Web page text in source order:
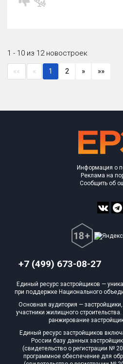
1 - 10 из 12 новостроек
«« « 1 2 » »»
+7 (499) 673-08-27
Информация о
Реклама на
Сообщить об
Единый ресурс застройщиков —
при поддержке Национального
Основная аудитория —
участники жилищного
ранжирование
Единый ресурс застройщиков
России базу данных
(свидетельство о регистрации №
программное обеспечение для